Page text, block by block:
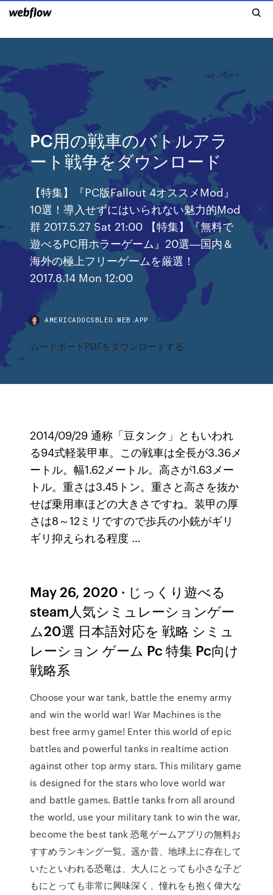
PC用の戦車のバトルアラ
ート戦争をダウンロード
【特集】『PC版Fallout 4オススメMod』
10選！導入せずにはいられない魅力的Mod
群 2017.5.27 Sat 21:00 【特集】『無料で
遊べるPC用ホラーゲーム』20選―国内＆
海外の極上フリーゲームを厳選！
2017.8.14 Mon 12:00
AMERICADOCSBLEO.WEB.APP
ムードボードPDFをダウンロードする
2014/09/29 通称「豆タンク」ともいわれ
る94式軽装甲車。この戦車は全長が3.36メ
ートル。幅1.62メートル。高さが1.63メー
トル。重さは3.45トン。重さと高さを抜か
せば乗用車ほどの大きさですね。装甲の厚
さは8～12ミリですので歩兵の小銃がギリ
ギリ抑えられる程度 …
May 26, 2020 · じっくり遊べる
steam人気シミュレーションゲー
ム20選 日本語対応を 戦略 シミュ
レーション ゲーム Pc 特集 Pc向け
戦略系
Choose your war tank, battle the enemy army
and win the world war! War Machines is the
best free army game! Enter this world of epic
battles and powerful tanks in realtime action
against other top army stars. This military game
is designed for the stars who love world war
and battle games. Battle tanks from all around
the world, use your military tank to win the war,
become the best tank 恐竜ゲームアプリの無料お
すすめランキング一覧。遥か昔、地球上に存在して
いたといわれる恐竜は、大人にとっても小さな子ど
もにとっても非常に興味深く、憧れをも抱く偉大な